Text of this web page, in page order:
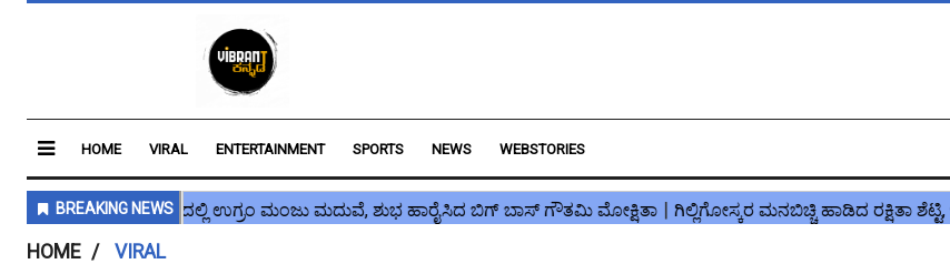
HOME VIRAL ENTERTAINMENT SPORTS NEWS WEBSTORIES
HOME VIRAL